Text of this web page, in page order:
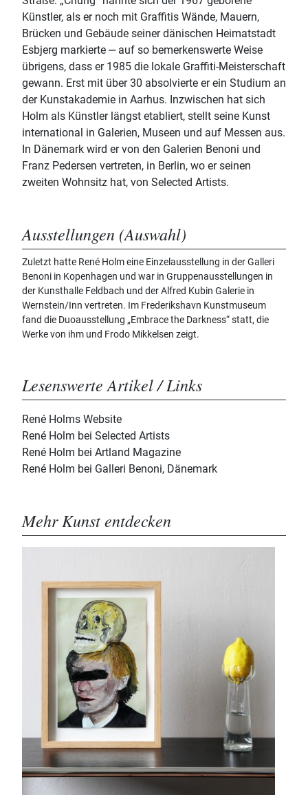
Künstler, als er noch mit Graffitis Wände, Mauern,
Brücken und Gebäude seiner dänischen Heimatstadt
Esbjerg markierte ‒ auf so bemerkenswerte Weise
übrigens, dass er 1985 die lokale Graffiti-Meisterschaft
gewann. Erst mit über 30 absolvierte er ein Studium an
der Kunstakademie in Aarhus. Inzwischen hat sich
Holm als Künstler längst etabliert, stellt seine Kunst
international in Galerien, Museen und auf Messen aus.
In Dänemark wird er von den Galerien Benoni und
Franz Pedersen vertreten, in Berlin, wo er seinen
zweiten Wohnsitz hat, von Selected Artists.
Ausstellungen (Auswahl)
Zuletzt hatte René Holm eine Einzelausstellung in der Galleri
Benoni in Kopenhagen und war in Gruppenausstellungen in
der Kunsthalle Feldbach und der Alfred Kubin Galerie in
Wernstein/Inn vertreten. Im Frederikshavn Kunstmuseum
fand die Duoausstellung „Embrace the Darkness“ statt, die
Werke von ihm und Frodo Mikkelsen zeigt.
Lesenswerte Artikel / Links
René Holms Website
René Holm bei Selected Artists
René Holm bei Artland Magazine
René Holm bei Galleri Benoni, Dänemark
Mehr Kunst entdecken